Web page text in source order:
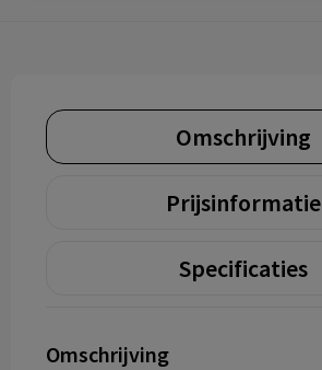
Omschrijving
Prijsinformatie
Specificaties
Omschrijving